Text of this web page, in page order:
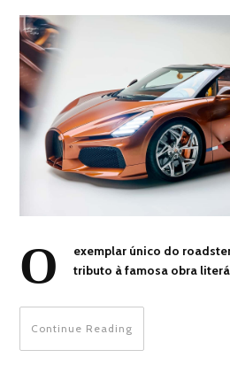
O
exemplar único do
tributo à famosa obra
Continue Reading